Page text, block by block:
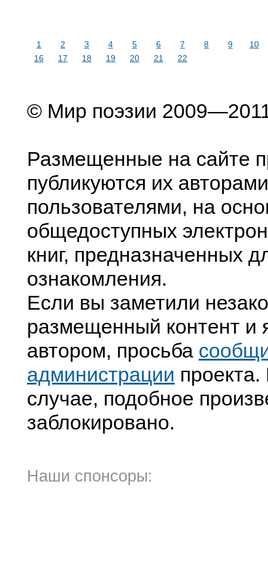
1 2 3 4 5 6 7 8 9
10
16
17 18 19 20 21 22
© Мир поэзии
Размещенные на сайте
публикуются их
пользователями, на
общедоступных
книг, предназначенных
ознакомления.
Если вы заметили
размещенный контент и
автором, просьба
администрации
случае, подобное
заблокировано.
Наши спонсоры: